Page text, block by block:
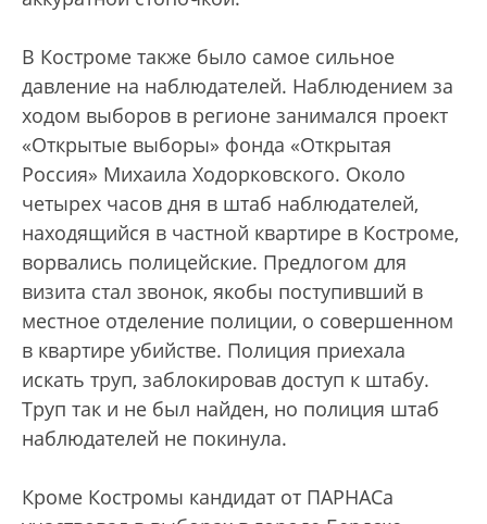
В Костроме также было самое сильное
давление на наблюдателей. Наблюдением за
ходом выборов в регионе занимался проект
«Открытые выборы» фонда «Открытая
Россия» Михаила Ходорковского. Около
четырех часов дня в штаб наблюдателей,
находящийся в частной квартире в Костроме,
ворвались полицейские. Предлогом для
визита стал звонок, якобы поступивший в
местное отделение полиции, о совершенном
в квартире убийстве. Полиция приехала
искать труп, заблокировав доступ к штабу.
Труп так и не был найден, но полиция штаб
наблюдателей не покинула.
Кроме Костромы кандидат от ПАРНАСа